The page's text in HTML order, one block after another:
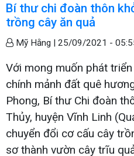
Bí thư chi đoàn thôn
trồng cây ăn quả
Mỹ Hằng | 25/09/2021 -
Với mong muốn phát
chính mảnh đất quê
Phong, Bí thư Chi đoàn
Thủy, huyện Vĩnh Linh
chuyển đổi cơ cấu cây
sơ thành vườn cây trĩu